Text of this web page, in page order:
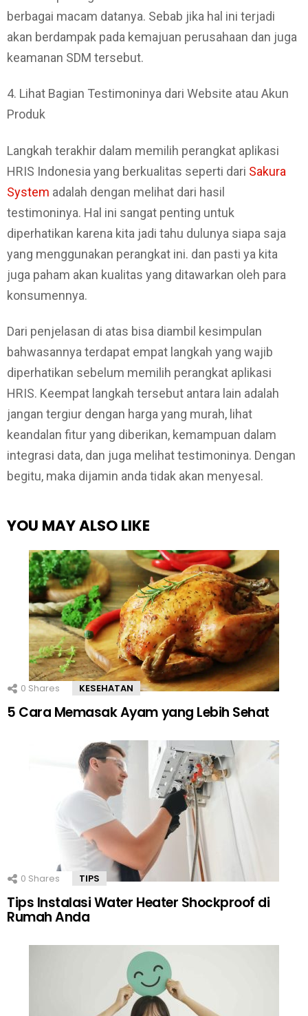
berbagai macam datanya. Sebab jika hal ini terjadi
akan berdampak pada kemajuan perusahaan dan juga
keamanan SDM tersebut.
4. Lihat Bagian Testimoninya dari Website atau Akun
Produk
Langkah terakhir dalam memilih perangkat aplikasi
HRIS Indonesia yang berkualitas seperti dari Sakura
System adalah dengan melihat dari hasil
testimoninya. Hal ini sangat penting untuk
diperhatikan karena kita jadi tahu dulunya siapa saja
yang menggunakan perangkat ini. dan pasti ya kita
juga paham akan kualitas yang ditawarkan oleh para
konsumennya.
Dari penjelasan di atas bisa diambil kesimpulan
bahwasannya terdapat empat langkah yang wajib
diperhatikan sebelum memilih perangkat aplikasi
HRIS. Keempat langkah tersebut antara lain adalah
jangan tergiur dengan harga yang murah, lihat
keandalan fitur yang diberikan, kemampuan dalam
integrasi data, dan juga melihat testimoninya. Dengan
begitu, maka dijamin anda tidak akan menyesal.
YOU MAY ALSO LIKE
0 Shares KESEHATAN
5 Cara Memasak Ayam yang Lebih Sehat
0 Shares TIPS
Tips Instalasi Water Heater Shockproof di
Rumah Anda